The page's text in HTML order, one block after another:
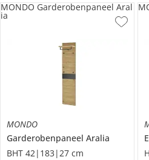
MONDO
Garderobenpaneel Aralia
BHT 42|183|27 cm
MONDO Garderobenpaneel Aral
ia